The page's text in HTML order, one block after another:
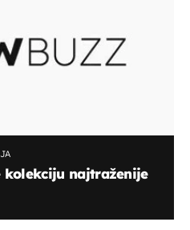
kolekciju najtraženije